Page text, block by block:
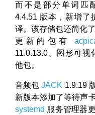
而不是部分单词匹
4.4.51 版本，新增了
译。该存储包还简化
更新的包有
11.0.13.0、图形可视
他包。
音频包JACK 1.9.19
新版本添加了等待声
systemd 服务管理器